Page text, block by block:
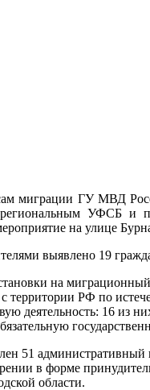
миграции ГУ МВД
УФСБ и
на улице
выявлено 19
на
с территории РФ по
деятельность: 16 из
51
в форме
области.